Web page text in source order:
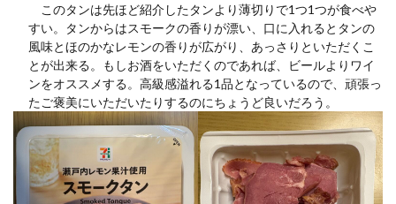
このタンは先ほど紹介したタンより薄切りで1つ1つが食べや
すい。タンからはスモークの香りが漂い、口に入れるとタンの
風味とほのかなレモンの香りが広がり、あっさりといただくこ
とが出来る。もしお酒をいただくのであれば、ビールよりワイ
ンをオススメする。高級感溢れる1品となっているので、頑張っ
たご褒美にいただいたりするのにちょうど良いだろう。